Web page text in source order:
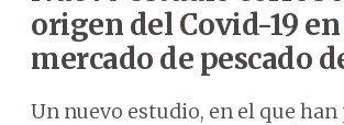
origen del Covid-19
mercado de pescado
Un nuevo estudio, en el que